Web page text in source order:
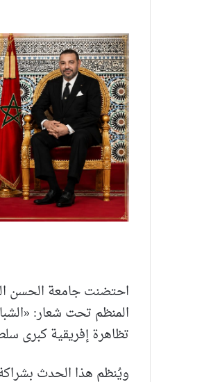
المنظم تحت شعار:
تظاهرة إفريقية كبرى